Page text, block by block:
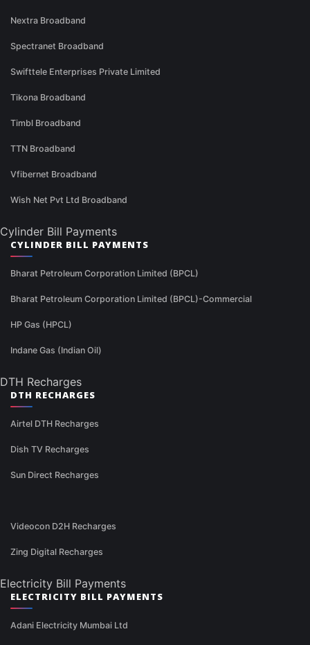
Nextra Broadband
Spectranet Broadband
Swifttele Enterprises Private Limited
Tikona Broadband
Timbl Broadband
TTN Broadband
Vfibernet Broadband
Wish Net Pvt Ltd Broadband
Cylinder Bill Payments
CYLINDER BILL PAYMENTS
Bharat Petroleum Corporation Limited (BPCL)
Bharat Petroleum Corporation Limited (BPCL)-Commercial
HP Gas (HPCL)
Indane Gas (Indian Oil)
DTH Recharges
DTH RECHARGES
Airtel DTH Recharges
Dish TV Recharges
Sun Direct Recharges
Videocon D2H Recharges
Zing Digital Recharges
Electricity Bill Payments
ELECTRICITY BILL PAYMENTS
Adani Electricity Mumbai Ltd